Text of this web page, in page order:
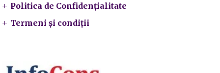
Politica de Confidențialitate
Termeni și condiții